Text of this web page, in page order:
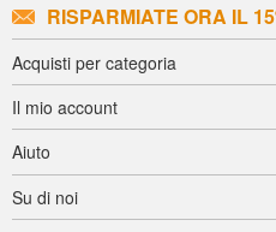
RISPARMIATE ORA IL
Acquisti per categoria
Il mio account
Aiuto
Su di noi